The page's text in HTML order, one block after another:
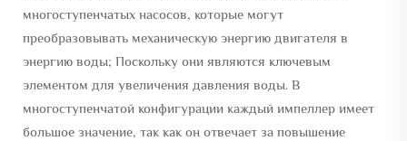
многоступенчатых насосов, которые могут
преобразовывать механическую энергию двигателя в
энергию воды; Поскольку они являются ключевым
элементом для увеличения давления воды. В
многоступенчатой конфигурации каждый импеллер имеет
большое значение, так как он отвечает за повышение